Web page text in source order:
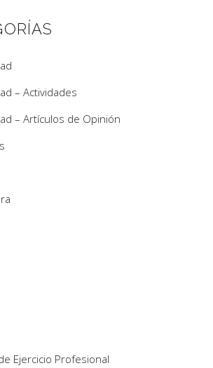
– Actividades
– Artículos de Opinión
Ejercicio Profesional